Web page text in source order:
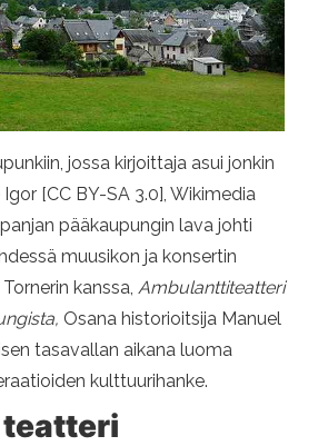
jossa kirjoittaja asui jonkin
[CC BY-SA 3.0], Wikimedia
pääkaupungin lava johti
muusikon ja konsertin
kanssa, Ambulanttiteatteri
Osana historioitsija Manuel
tasavallan aikana luoma
kulttuurihanke.
teatteri